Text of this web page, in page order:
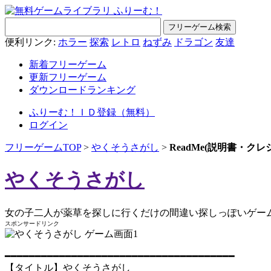
便利リンク: ホラー 探索 レトロ ねずみ ドラゴン 友達
新着フリーゲーム
更新フリーゲーム
ダウンロードランキング
ふりーむ！ＩＤ登録（無料）
ログイン
フリーゲームTOP> やくそうさがし > ReadMe(説明書・クレ
やくそうさがし
女の子二人が薬草を探しに行くだけの間違い探しっぽいゲー
スポンサードリンク
━━━━━━━━━━━━━━━━━━━━━━━━━━━━━━━━━━━━━━
【タイトル】やくそうさがし